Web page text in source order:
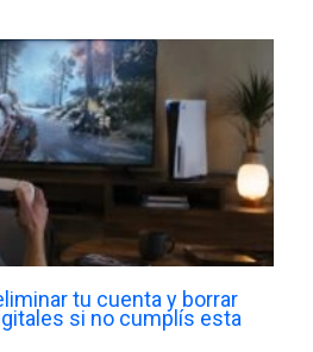
tu cuenta y borrar
si no cumplís esta